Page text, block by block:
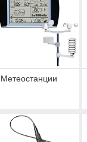
Метеостанции